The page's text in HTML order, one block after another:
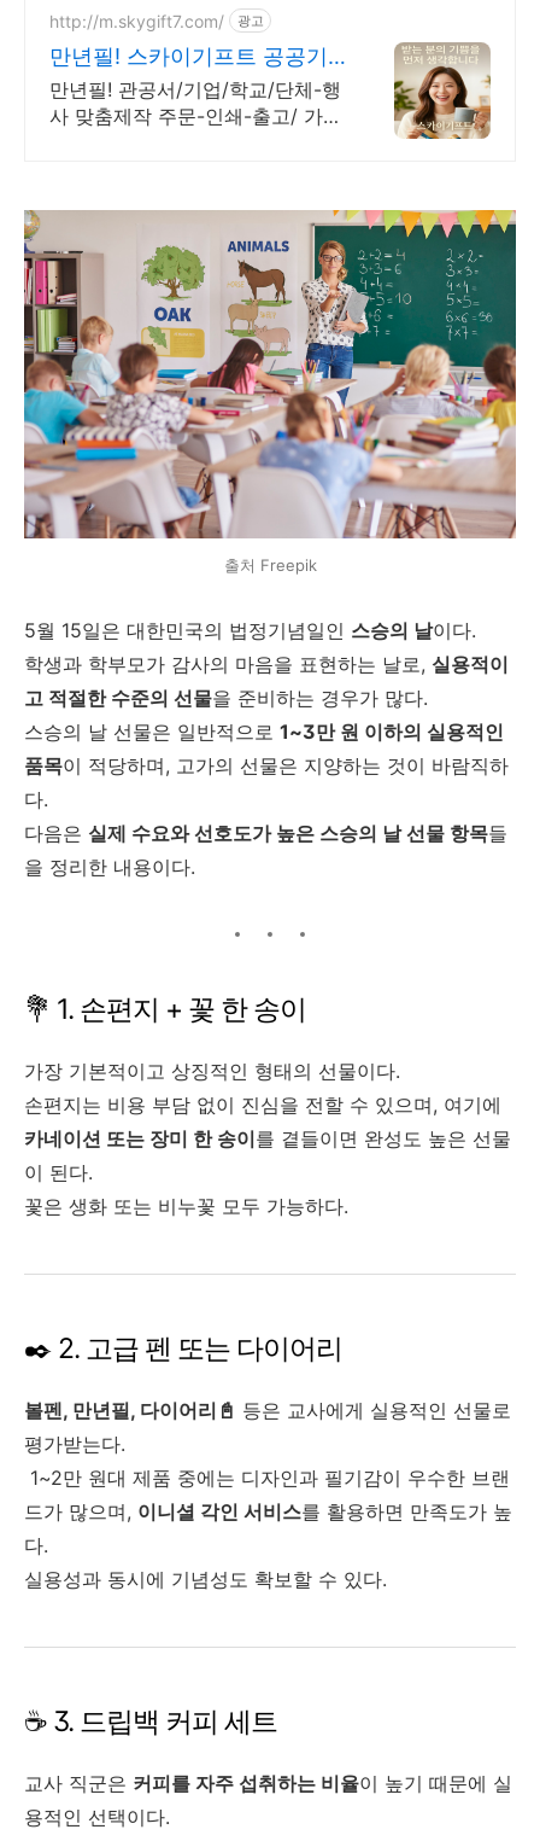
http://m.skygift7.com/ 광고
만년필! 스카이기프트 공공기
관 우선구매 대상기업
만년필! 관공서/기업/학교/단체-행
사 맞춤제작 주문-인쇄-출고/ 가격
출처 Freepik
5월 15일은 대한민국의 법정기념일인 스승의 날이다.
학생과 학부모가 감사의 마음을 표현하는 날로, 실용적이
고 적절한 수준의 선물을 준비하는 경우가 많다.
스승의 날 선물은 일반적으로 1~3만 원 이하의 실용적인
품목이 적당하며, 고가의 선물은 지양하는 것이 바람직하
다.
다음은 실제 수요와 선호도가 높은 스승의 날 선물 항목들
을 정리한 내용이다.
💐 1. 손편지 + 꽃 한 송이
가장 기본적이고 상징적인 형태의 선물이다.
손편지는 비용 부담 없이 진심을 전할 수 있으며, 여기에
카네이션 또는 장미 한 송이를 곁들이면 완성도 높은 선물
이 된다.
꽃은 생화 또는 비누꽃 모두 가능하다.
✒️ 2. 고급 펜 또는 다이어리
볼펜, 만년필, 다이어리📓 등은 교사에게 실용적인 선물로
평가받는다.
1~2만 원대 제품 중에는 디자인과 필기감이 우수한 브랜
드가 많으며, 이니셜 각인 서비스를 활용하면 만족도가 높
다.
실용성과 동시에 기념성도 확보할 수 있다.
☕ 3. 드립백 커피 세트
교사 직군은 커피를 자주 섭취하는 비율이 높기 때문에 실
용적인 선택이다.